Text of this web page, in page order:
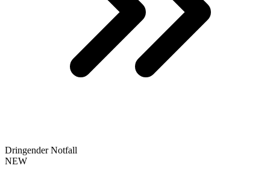
Dringender Notfall
NEW